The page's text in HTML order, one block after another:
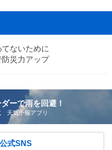
ないために
災力アップ
ーで雨を回避！
天気予報アプリ
式SNS